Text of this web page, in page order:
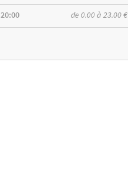
20:00 de 0.00 à 23.00 €